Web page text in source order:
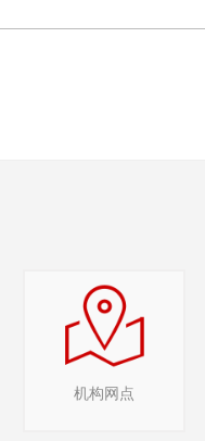
机构网点